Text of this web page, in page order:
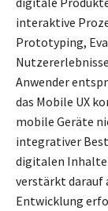
interaktive
Prototyping,
Anwender
das Mobile UX
mobile Geräte
integrativer
digitalen
verstärkt darauf
Entwicklung